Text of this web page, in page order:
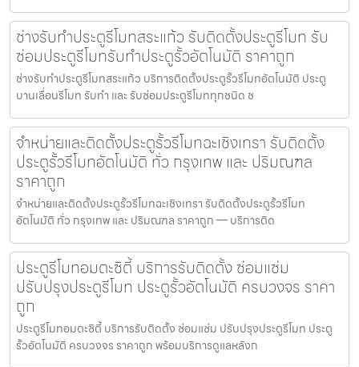
ช่างรับทำประตูรีโมทสระแก้ว รับติดตั้งประตูรีโมท รับ
ซ่อมประตูรีโมทรับทำประตูรั้วอัตโนมัติ ราคาถูก
ช่างรับทำประตูรีโมทสระแก้ว บริการติดตั้งประตูรั้วรีโมทอัตโนมัติ ประตู
บานเลื่อนรีโมท รับทำ และ รับซ่อมประตูรีโมททุกชนิด ช
จำหน่ายและติดตั้งประตูรั้วรีโมทฉะเชิงเทรา รับติดตั้ง
ประตูรั้วรีโมทอัตโนมัติ ทั่ว กรุงเทพ และ ปริมณฑล
ราคาถูก
จำหน่ายและติดตั้งประตูรั้วรีโมทฉะเชิงเทรา รับติดตั้งประตูรั้วรีโมท
อัตโนมัติ ทั่ว กรุงเทพ และ ปริมณฑล ราคาถูก — บริการติด
ประตูรีโมทอมตะซิตี้ บริการรับติดตั้ง ซ่อมแซ่ม
ปรับปรุงประตูรีโมท ประตูรั้วอัตโนมัติ ครบวงจร ราคา
ถูก
ประตูรีโมทอมตะซิตี้ บริการรับติดตั้ง ซ่อมแซ่ม ปรับปรุงประตูรีโมท ประตู
รั้วอัตโนมัติ ครบวงจร ราคาถูก พร้อมบริการดูแลหลังก